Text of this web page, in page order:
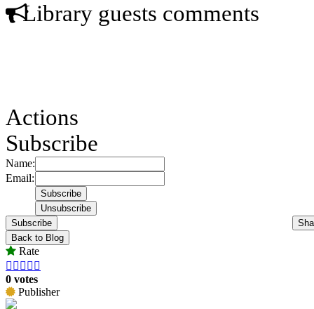
Library guests comments
Actions
Subscribe
Name:
Email:
Subscribe
Back to Blog
Rate
    
0 votes
Publisher